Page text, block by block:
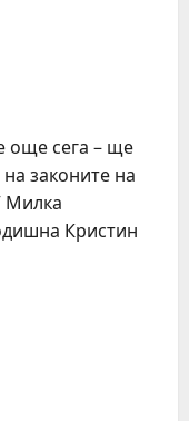
още сега – ще
законите на
Милка
Кристин